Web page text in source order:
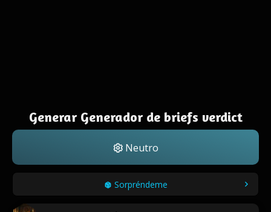
Generar Generador de briefs verdict
Neutro
Sorpréndeme